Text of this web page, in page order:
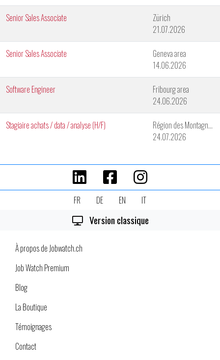
Senior Sales Associate
Zürich
21.07.2026
Senior Sales Associate
Geneva area
14.06.2026
Software Engineer
Fribourg area
24.06.2026
Stagiaire achats / data / analyse (H/F)
Région des Montagnes Neuchâteloises
24.07.2026
FR DE EN IT
Version classique
À propos de Jobwatch.ch
Job Watch Premium
Blog
La Boutique
Témoignages
Contact